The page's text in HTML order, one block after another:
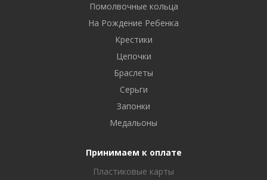
Помолвочные кольца
На Рождение Ребенка
Крестики
Цепочки
Браслеты
Серьги
Запонки
Медальоны
Принимаем к оплате
Пластиковые карты